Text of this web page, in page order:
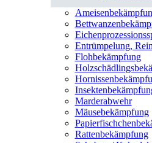
Ent­rüm­pe­lung,
Floh­be­kämp­fung
Mar­der­ab­wehr
Mäu­se­be­kämp­fung
Rat­ten­be­kämp­fung